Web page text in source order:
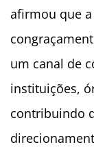
afirmou que
um canal de
instituições,
contribuindo